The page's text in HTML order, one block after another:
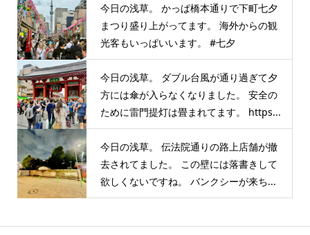
今日の浅草。 かっぱ橋本通りで下町七夕
まつり盛り上がってます。 海外からの観
光客もいっぱいいます。 #七夕
今日の浅草。 ダブル台風が通り過ぎて夕
方には傘が入らなくなりました。 安全の
ために雷門提灯は畳まれてます。 https...
今日の浅草。 伝法院通りの路上店舗が撤
去されてました。 この壁には落書きして
欲しくないですね。 バンクシーが来ち...